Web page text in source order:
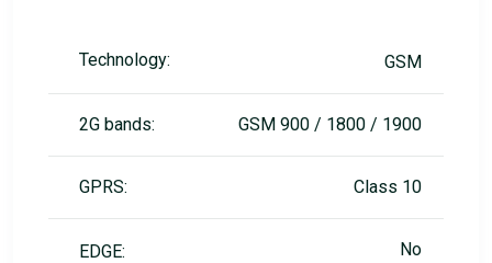
Technology: GSM
2G bands: GSM 900 / 1800 / 1900
GPRS: Class 10
EDGE: No